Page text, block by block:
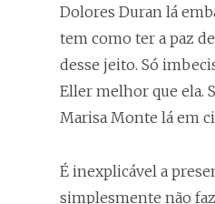
Dolores Duran lá
tem como ter a paz
desse jeito. Só
Eller melhor que ela.
Marisa Monte lá em
É inexplicável a
simplesmente não